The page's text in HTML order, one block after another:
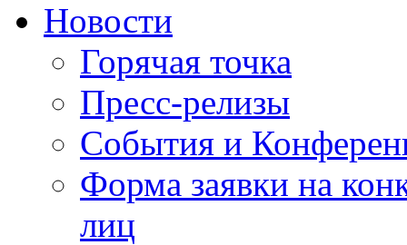
Новости
Горячая точка
Пресс-релизы
События и
Форма заявки на
лиц